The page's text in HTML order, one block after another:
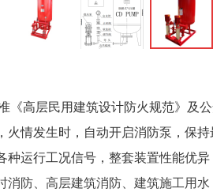
《高层民用建筑设计防火规范》及
情发生时，自动开启消防泵，保
运行工况信号，整套装置性能优异
消防、 高层建筑消防、建筑施工用水